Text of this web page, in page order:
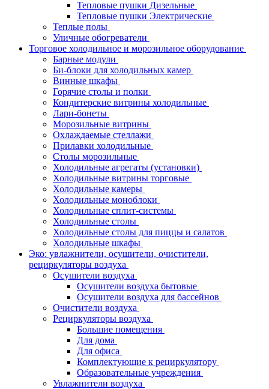
Тепловые пушки Дизельные
Тепловые пушки Электрические
Теплые полы
Уличные обогреватели
Торговое холодильное и морозильное оборудование
Барные модули
Би-блоки для холодильных камер
Винные шкафы
Горячие столы и полки
Кондитерские витрины холодильные
Лари-бонеты
Морозильные витрины
Охлаждаемые стеллажи
Прилавки холодильные
Столы морозильные
Холодильные агрегаты (установки)
Холодильные витрины торговые
Холодильные камеры
Холодильные моноблоки
Холодильные сплит-системы
Холодильные столы
Холодильные столы для пиццы и салатов
Холодильные шкафы
Эко: увлажнители, осушители, очистители,
рециркуляторы воздуха
Осушители воздуха
Осушители воздуха бытовые
Осушители воздуха для бассейнов
Очистители воздуха
Рециркуляторы воздуха
Большие помещения
Для дома
Для офиса
Комплектующие к рециркулятору
Образовательные учреждения
Увлажнители воздуха